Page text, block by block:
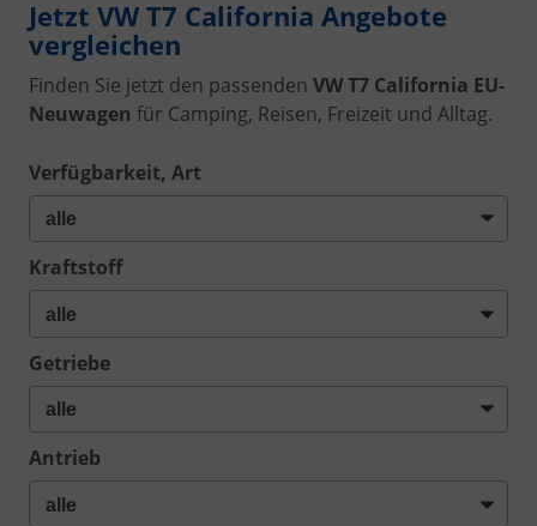
Jetzt VW T7 California Angebote
vergleichen
Finden Sie jetzt den passenden VW T7 California EU-
Neuwagen für Camping, Reisen, Freizeit und Alltag.
Verfügbarkeit, Art
Kraftstoff
Getriebe
Antrieb